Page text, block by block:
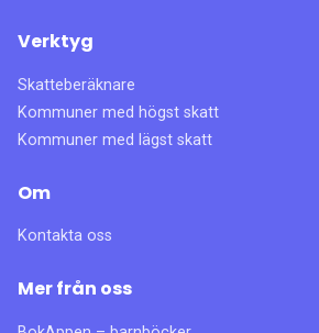
Verktyg
Skatteberäknare
Kommuner med högst skatt
Kommuner med lägst skatt
Om
Kontakta oss
Mer från oss